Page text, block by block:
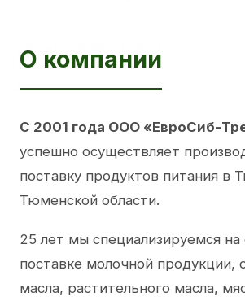
О компании
С 2001 года ООО «ЕвроСиб-
успешно осуществляет
поставку продуктов питания в
Тюменской области.
25 лет мы специализируемся на
поставке молочной продукции,
масла, растительного масла,